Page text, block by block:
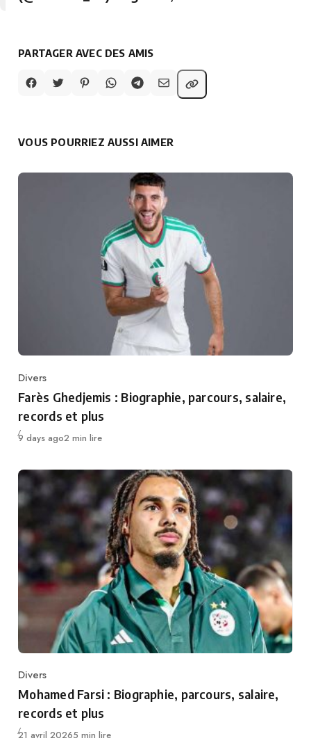
PARTAGER AVEC DES AMIS
VOUS POURRIEZ AUSSI AIMER
Category
Divers
Farès Ghedjemis : Biographie, parcours, salaire,
records et plus
Publié
9 days ago2 min lire
Category
Divers
Mohamed Farsi : Biographie, parcours, salaire,
records et plus
Publié
21 avril 20265 min lire